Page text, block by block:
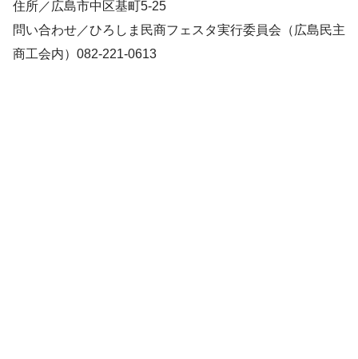
住所／広島市中区基町5‐25
問い合わせ／ひろしま民商フェスタ実行委員会（広島民主
商工会内）082‐221‐0613